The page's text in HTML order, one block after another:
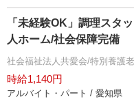
「未経験OK」調理スタ
人ホーム/社会保障完備
社会福祉法人共愛会/特別養護
時給1,140円
アルバイト・パート / 愛知県